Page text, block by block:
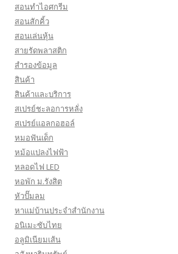
สอนทำไอศกรีม
สอนสักคิ้ว
สอนเล่นหุ้น
สายรัดพลาสติก
สำรองข้อมูล
สินค้า
สินค้าและบริการ
สเปรย์ชะลอการหลั่ง
สเปรย์แอลกอฮอล์
หมอฟันเด็ก
หม้อแปลงไฟฟ้า
หลอดไฟ LED
หอพัก ม.รังสิต
หัวปั๊มลม
หาแม่บ้านประจำสำนักงาน
อนิเมะซับไทย
อลูมิเนียมเส้น